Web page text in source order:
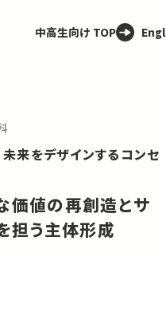
中高生向け TOP
来をデザインするコンセ
価値の再創造とサ
担う主体形成